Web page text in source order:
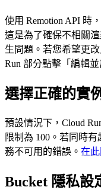
使用 Remotion API 時
這是為了確保不相關
生問題。若您希望更
Run 部分點擊「編輯
選擇正確的實
預設情況下，Cloud
限制為 100。若同時
務不可用的錯誤。 在
Bucket 隱私設